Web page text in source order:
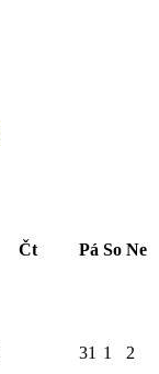
Čt Pá So Ne
31 1 2